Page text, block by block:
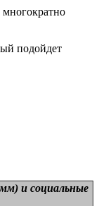
подойдет
и социальные